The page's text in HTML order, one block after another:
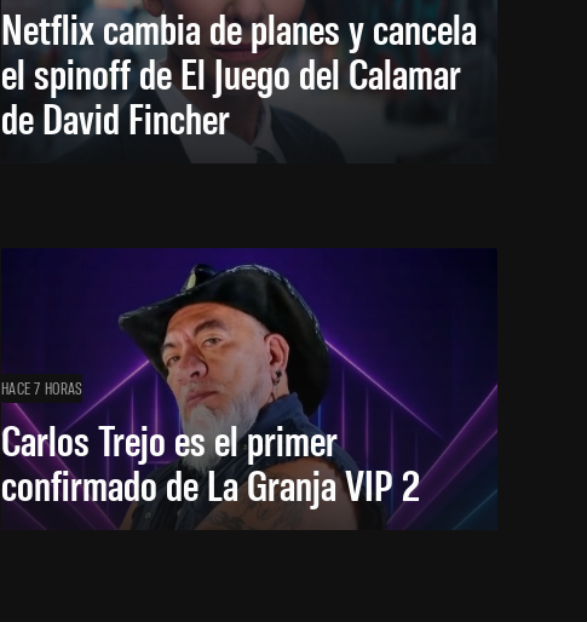
Netflix cambia de planes y cancela
el spinoff de El Juego del Calamar
de David Fincher
HACE 7 HORAS
Carlos Trejo es el primer
confirmado de La Granja VIP 2